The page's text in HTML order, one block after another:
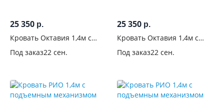
25 350 р.
Кровать Октавия 1,4м с
основанием Бирюза
Под заказ22 сен.
25 350 р.
Кровать Октавия 1,4м с
основанием Атлантида
Под заказ22 сен.